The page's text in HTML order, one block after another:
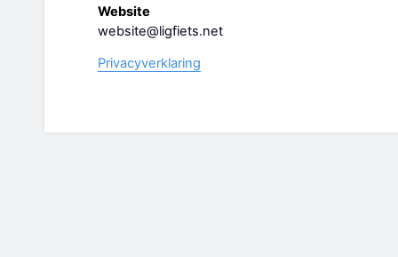
Website
website@ligfiets.net
Privacyverklaring